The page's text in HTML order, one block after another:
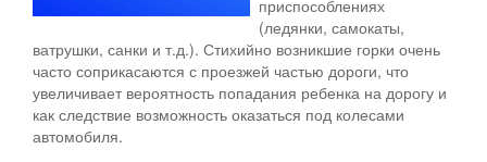
приспособлениях
(ледянки, самокаты,
ватрушки, санки и т.д.). Стихийно возникшие горки очень
часто соприкасаются с проезжей частью дороги, что
увеличивает вероятность попадания ребенка на дорогу и
как следствие возможность оказаться под колесами
автомобиля.